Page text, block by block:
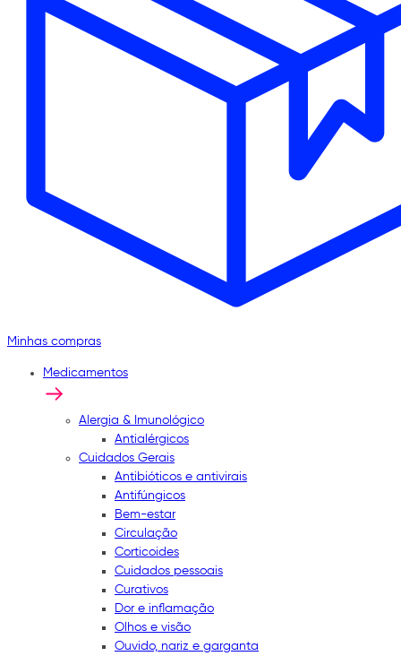
Minhas compras
Medicamentos
Alergia & Imunológico
Antialérgicos
Cuidados Gerais
Antibióticos e antivirais
Antifúngicos
Bem-estar
Circulação
Corticoides
Cuidados pessoais
Curativos
Dor e inflamação
Olhos e visão
Ouvido, nariz e garganta